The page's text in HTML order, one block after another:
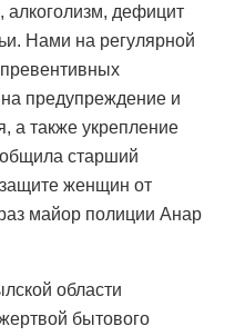
алкоголизм, дефицит
Нами на регулярной
предупреждение и
а также укрепление
старший
женщин от
майор полиции Анар
области
бытового